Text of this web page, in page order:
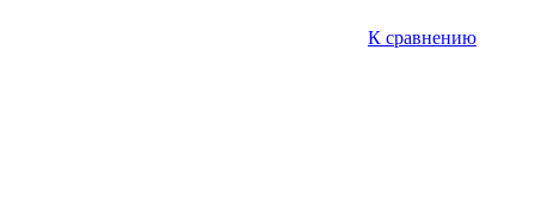
К сравнению